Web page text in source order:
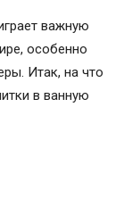
важную
особенно
Итак, на что
в ванную